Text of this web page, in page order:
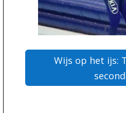
Wijs op het ijs: